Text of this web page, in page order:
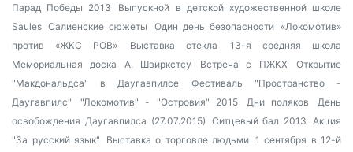
Парад Победы 2013
Выпускной в детской художественной школе
Saules Салиенские сюжеты Один день безопасности
«Локомотив»
против «ЖКС РОВ»
Выставка стекла
13-я средняя школа
Мемориальная доска А. Швиркстсу
Встреча с ПЖКХ
Открытие
"Макдональдса" в Даугавпилсе
Фестиваль "Пространство -
Даугавпилс"
"Локомотив" - "Островия" 2015 Дни поляков
День
освобождения Даугавпилса (27.07.2015) Ситцевый бал 2013
Акция
"За русский язык"
Выставка о торговле людьми 1 сентября в 12-й